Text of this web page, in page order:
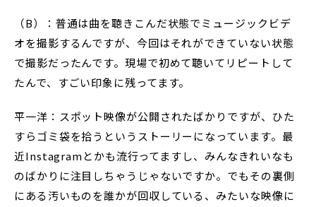
（B）：普通は曲を聴きこんだ状態でミュージックビデ
オを撮影するんですが、今回はそれができていない状態
で撮影だったんです。現場で初めて聴いてリピートして
たんで、すごい印象に残ってます。
平一洋：スポット映像が公開されたばかりですが、ひた
すらゴミ袋を拾うというストーリーになっています。最
近Instagramとかも流行ってますし、みんなきれいなも
のばかりに注目しちゃうじゃないですか。でもその裏側
にある汚いものを誰かが回収している、みたいな映像に